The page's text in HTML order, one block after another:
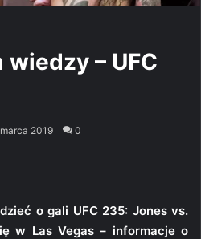
– UFC
2019 0
o gali UFC 235: Jones vs.
w Las Vegas – informacje o